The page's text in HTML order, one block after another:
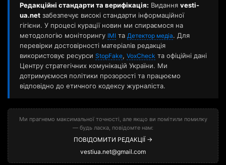
Редакційні стандарти та верифікація: Видання vesti-
ua.net забезпечує високі стандарти інформаційної
гігієни. У процесі курації новин ми спираємося на
методологію моніторингу ІМІ та Детектор медіа. Для
перевірки достовірності матеріалів редакція
використовує ресурси StopFake, VoxCheck та офіційні дані
Центру стратегічних комунікацій України. Ми
дотримуємося політики прозорості та працюємо
відповідно до етичного кодексу журналіста.
Ми прагнемо максимальної точності, але якщо ви помітили помилку
— будь ласка, повідомте нам:
ПОВІДОМИТИ РЕДАКЦІЇ →
vestiua.net@gmail.com